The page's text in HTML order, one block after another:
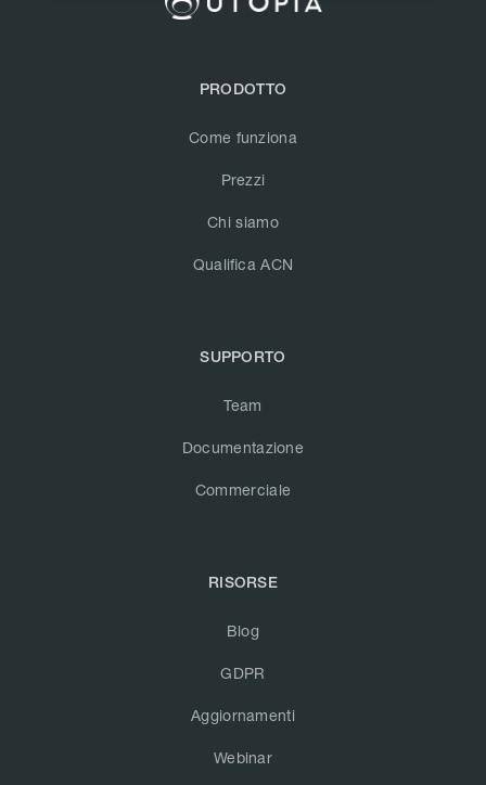
PRODOTTO
Come funziona
Prezzi
Chi siamo
Qualifica ACN
SUPPORTO
Team
Documentazione
Commerciale
RISORSE
Blog
GDPR
Aggiornamenti
Webinar